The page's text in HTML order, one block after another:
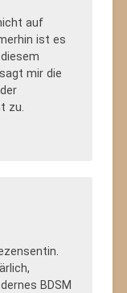
auf
ist es
mir die
zu.
BDSM